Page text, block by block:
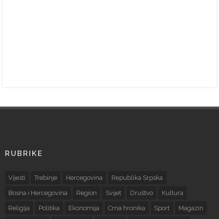
RUBRIKE
Vijesti Trebinje Hercegovina Republika Srpska
Bosna i Hercegovina Region Svijet Društvo Kultura
Religija Politika Ekonomija Crna hronika Sport Magazin